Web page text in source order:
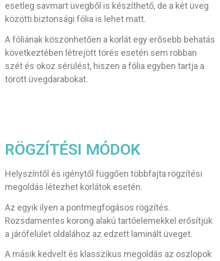
esetleg savmart üvegből is készíthető, de a két üveg
közötti biztonsági fólia is lehet matt.
A fóliának köszönhetően a korlát egy erősebb behatás
következtében létrejött törés esetén sem robban
szét és okoz sérülést, hiszen a fólia egyben tartja a
törött üvegdarabokat.
RÖGZÍTÉSI MÓDOK
Helyszíntől és igénytől függően többfajta rögzítési
megoldás létezhet korlátok esetén.
Az egyik ilyen a pontmegfogásos rögzítés.
Rozsdamentes korong alakú tartóelemekkel erősítjük
a járófelület oldalához az edzett laminált üveget.
A másik kedvelt és klasszikus megoldás az oszlopok